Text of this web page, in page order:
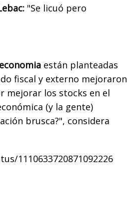
"Se licuó pero
están planteadas
fiscal y externo mejoraron
mejorar los stocks en el
(y la gente)
brusca?", considera
1110633720871092226